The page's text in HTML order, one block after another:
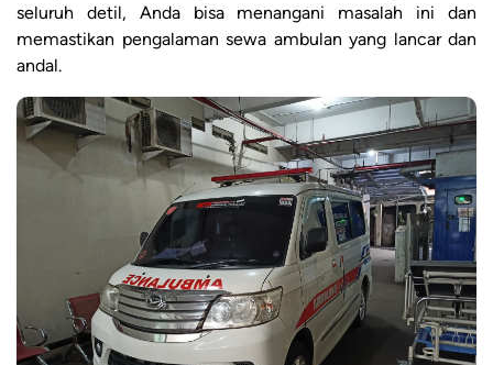
seluruh detil, Anda bisa menangani masalah ini dan
memastikan pengalaman sewa ambulan yang lancar dan
andal.